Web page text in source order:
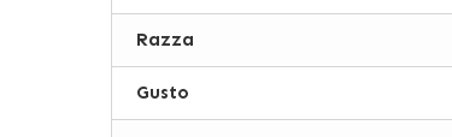
Razza
Gusto